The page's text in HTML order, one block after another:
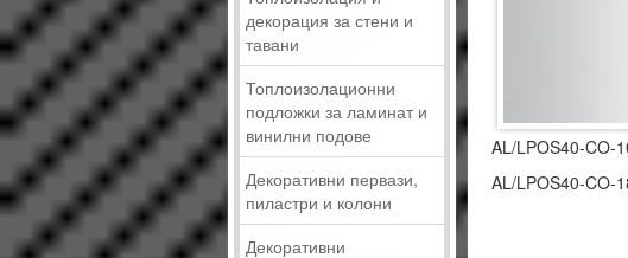
декорация за стени и
тавани
Топлоизолационни
подложки за ламинат и
винилни подове
Декоративни первази,
пиластри и колони
Декоративни
AL/LPOS40-CO-
AL/LPOS40-CO-